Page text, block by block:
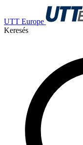
UTT Europe
Keresés